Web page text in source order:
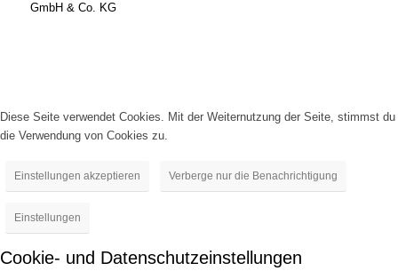
GmbH & Co. KG
Diese Seite verwendet Cookies. Mit der Weiternutzung der Seite, stimmst du
die Verwendung von Cookies zu.
Einstellungen akzeptieren Verberge nur die Benachrichtigung
Einstellungen
Cookie- und Datenschutzeinstellungen